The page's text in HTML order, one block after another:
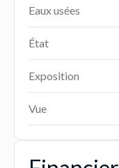
Eaux usées
État
Exposition
Vue